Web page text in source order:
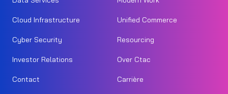
Cloud Infrastructure Unified Commerce
Cyber Security Resourcing
Investor Relations Over Ctac
Contact Carrière